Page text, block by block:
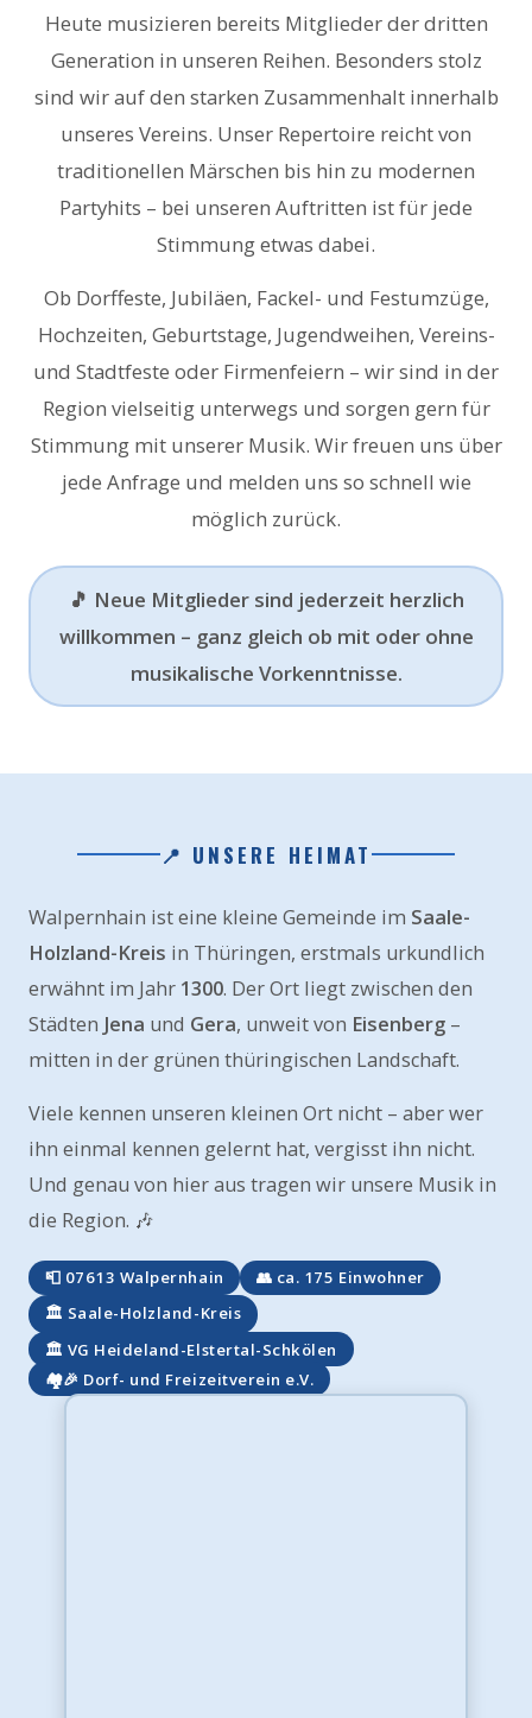
Heute musizieren bereits Mitglieder der dritten
Generation in unseren Reihen. Besonders stolz
sind wir auf den starken Zusammenhalt innerhalb
unseres Vereins. Unser Repertoire reicht von
traditionellen Märschen bis hin zu modernen
Partyhits – bei unseren Auftritten ist für jede
Stimmung etwas dabei.
Ob Dorffeste, Jubiläen, Fackel- und Festumzüge,
Hochzeiten, Geburtstage, Jugendweihen, Vereins-
und Stadtfeste oder Firmenfeiern – wir sind in der
Region vielseitig unterwegs und sorgen gern für
Stimmung mit unserer Musik. Wir freuen uns über
jede Anfrage und melden uns so schnell wie
möglich zurück.
🎵 Neue Mitglieder sind jederzeit herzlich
willkommen – ganz gleich ob mit oder ohne
musikalische Vorkenntnisse.
📍 UNSERE HEIMAT
Walpernhain ist eine kleine Gemeinde im Saale-
Holzland-Kreis in Thüringen, erstmals urkundlich
erwähnt im Jahr 1300. Der Ort liegt zwischen den
Städten Jena und Gera, unweit von Eisenberg –
mitten in der grünen thüringischen Landschaft.
Viele kennen unseren kleinen Ort nicht – aber wer
ihn einmal kennen gelernt hat, vergisst ihn nicht.
Und genau von hier aus tragen wir unsere Musik in
die Region. 🎶
📮 07613 Walpernhain
👥 ca. 175 Einwohner
🏛️ Saale-Holzland-Kreis
🏛️ VG Heideland-Elstertal-Schkölen
🏘️🎉 Dorf- und Freizeitverein e.V.